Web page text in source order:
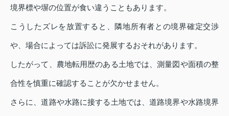
境界標や塀の位置が食い違うこともあります。
こうしたズレを放置すると、隣地所有者との境界確定交渉
や、場合によっては訴訟に発展するおそれがあります。
したがって、農地転用歴のある土地では、測量図や面積の整
合性を慎重に確認することが欠かせません。
さらに、道路や水路に接する土地では、道路境界や水路境界